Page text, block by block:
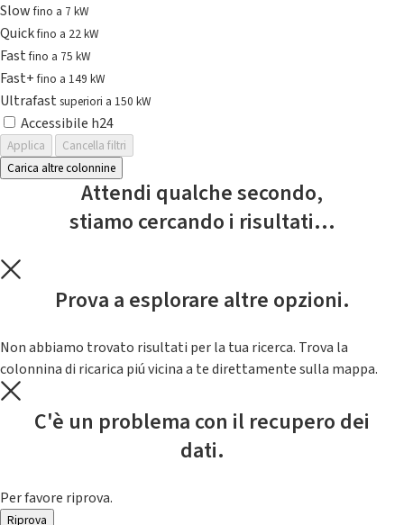
Slowfino a 7 kW
Quickfino a 22 kW
Fastfino a 75 kW
Fast+fino a 149 kW
Ultrafast superiori a 150 kW
Accessibile h24
Applica
Cancella filtri
Carica altre colonnine
Attendi qualche secondo,
stiamo cercando i risultati...
Prova a esplorare altre opzioni.
Non abbiamo trovato risultati per la tua ricerca. Trova la
colonnina di ricarica piú vicina a te direttamente sulla mappa.
C'è un problema con il recupero dei
dati.
Per favore riprova.
Riprova